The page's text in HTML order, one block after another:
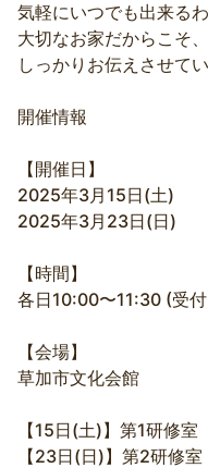
気軽にいつでも出来る
大切なお家だからこそ
しっかりお伝えさせて
開催情報
【開催日】
2025年3月15日(土)
2025年3月23日(日)
【時間】
各日10:00〜11:30 (受
【会場】
草加市文化会館
【15日(土)】第1研修室
【23日(日)】第2研修室